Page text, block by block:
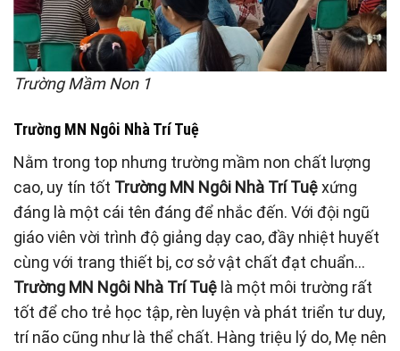
Trường Mầm Non 1
Trường MN Ngôi Nhà Trí Tuệ
Nằm trong top nhưng trường mầm non chất lượng
cao, uy tín tốt Trường MN Ngôi Nhà Trí Tuệxứng
đáng là một cái tên đáng để nhắc đến. Với đội ngũ
giáo viên vời trình độ giảng dạy cao, đầy nhiệt huyết
cùng với trang thiết bị, cơ sở vật chất đạt chuẩn…
Trường MN Ngôi Nhà Trí Tuệ là một môi trường rất
tốt để cho trẻ học tập, rèn luyện và phát triển tư duy,
trí não cũng như là thể chất. Hàng triệu lý do, Mẹ nên